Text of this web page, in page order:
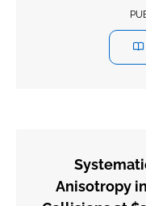
Anisotropy